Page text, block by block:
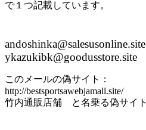
で１つ記載しています。
andoshinka@salesusonline.site
ykazukibk@goodusstore.site
このメールの偽サイト：
http://bestsportsawebjamall.site/
竹内通販店舗 と名乗る偽サイト